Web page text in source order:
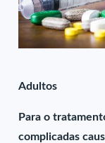
Adultos
Para o
complicadas